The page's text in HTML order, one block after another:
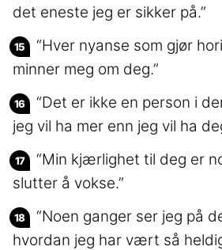
det eneste jeg er sikker på.”
“Hver nyanse som gjør
minner meg om deg.”
“Det er ikke en person i
jeg vil ha mer enn jeg vil ha
“Min kjærlighet til deg er
slutter å vokse.”
“Noen ganger ser jeg på
hvordan jeg har vært så